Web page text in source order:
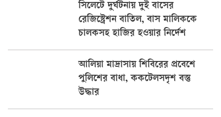
সিলেটে দুর্ঘটনায় দুই বাসের
রেজিস্ট্রেশন বাতিল, বাস মালিককে
চালকসহ হাজির হওয়ার নির্দেশ
আলিয়া মাদ্রাসায় শিবিরের প্রবেশে
পুলিশের বাধা, ককটেলসদৃশ বস্তু
উদ্ধার